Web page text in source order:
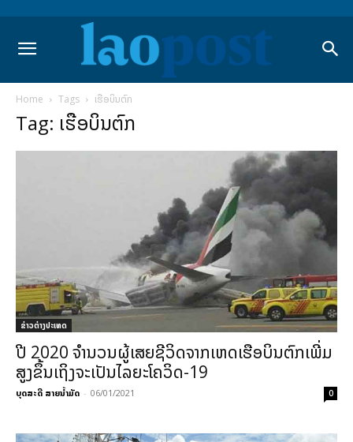
Home Tags ເຮືອບິນຕົກ
Tag: ເຮືອບິນຕົກ
ຂ່າວຕ່າງປະເທດ
ປີ 2020 ຈຳນວນຜູ້ເສຍຊີວິດຈາກເຫດເຮືອບິນຕົກເພີ່ມ
ສູງຂຶ້ນເຖິງຈະເປັນໄລຍະໂຄວິດ-19
ບຸດສະດີ ສາຍນ້ຳມັດ - 06/01/2021 0